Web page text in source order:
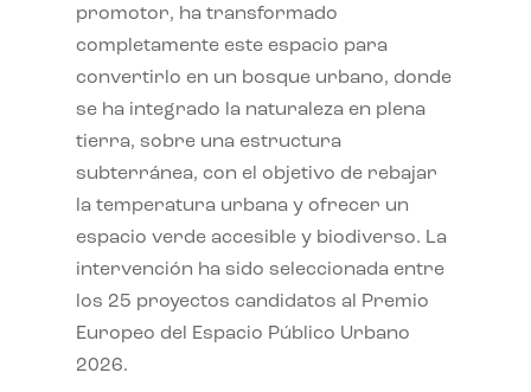
promotor, ha transformado
completamente este espacio para
convertirlo en un bosque urbano, donde
se ha integrado la naturaleza en plena
tierra, sobre una estructura
subterránea, con el objetivo de rebajar
la temperatura urbana y ofrecer un
espacio verde accesible y biodiverso. La
intervención ha sido seleccionada entre
los 25 proyectos candidatos al Premio
Europeo del Espacio Público Urbano
2026.